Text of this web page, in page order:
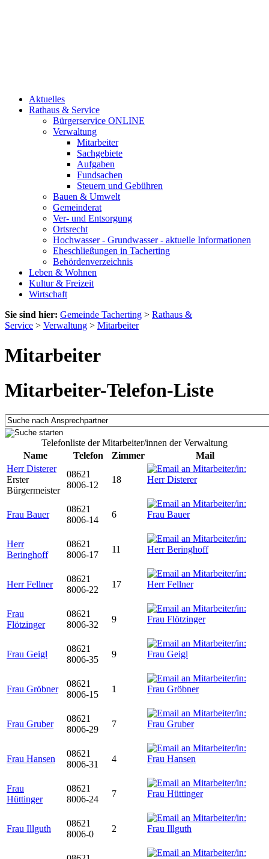
Aktuelles
Rathaus & Service
Bürgerservice ONLINE
Verwaltung
Mitarbeiter
Sachgebiete
Aufgaben
Fundsachen
Steuern und Gebühren
Bauen & Umwelt
Gemeinderat
Ver- und Entsorgung
Ortsrecht
Hochwasser - Grundwasser - aktuelle Informationen
Eheschließungen in Tacherting
Behördenverzeichnis
Leben & Wohnen
Kultur & Freizeit
Wirtschaft
Sie sind hier: Gemeinde Tacherting > Rathaus &
Service > Verwaltung > Mitarbeiter
Mitarbeiter
Mitarbeiter-Telefon-Liste
Telefonliste der Mitarbeiter/innen der Verwaltung
Name
Telefon Zimmer
Mail
Herr Disterer
Erster
Bürgermeister
08621
8006-12
18
Frau Bauer
08621
8006-14
6
Herr
Beringhoff
08621
8006-17
11
Herr Fellner
08621
8006-22
17
Frau
Flötzinger
08621
8006-32
9
Frau Geigl
08621
8006-35
9
Frau Gröbner
08621
8006-15
1
Frau Gruber
08621
8006-29
7
Frau Hansen
08621
8006-31
4
Frau
Hüttinger
08621
8006-24
7
Frau Illguth
08621
8006-0
2